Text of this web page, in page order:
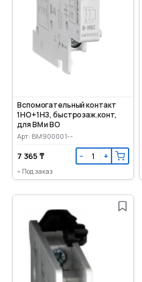
Вспомогательный контакт
1НО+1НЗ, быстрозаж.конт,
для ВМ и ВО
Арт: BM900001--
7 365 ₸ − +
Под заказ